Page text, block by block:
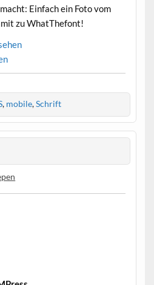
Einfach ein Foto vom
zu WhatThefont!
, mobile,Schrift